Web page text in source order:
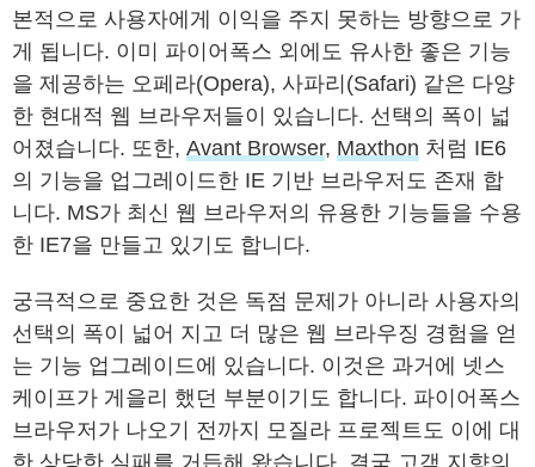
본적으로 사용자에게 이익을 주지 못하는 방향으로 가
게 됩니다. 이미 파이어폭스 외에도 유사한 좋은 기능
을 제공하는 오페라(Opera), 사파리(Safari) 같은 다양
한 현대적 웹 브라우저들이 있습니다. 선택의 폭이 넓
어졌습니다. 또한, Avant Browser, Maxthon 처럼 IE6
의 기능을 업그레이드한 IE 기반 브라우저도 존재 합
니다. MS가 최신 웹 브라우저의 유용한 기능들을 수용
한 IE7을 만들고 있기도 합니다.
궁극적으로 중요한 것은 독점 문제가 아니라 사용자의
선택의 폭이 넓어 지고 더 많은 웹 브라우징 경험을 얻
는 기능 업그레이드에 있습니다. 이것은 과거에 넷스
케이프가 게을리 했던 부분이기도 합니다. 파이어폭스
브라우저가 나오기 전까지 모질라 프로젝트도 이에 대
한 상당한 실패를 거듭해 왔습니다. 결국 고객 지향의